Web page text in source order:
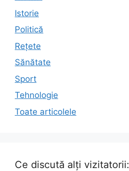
Istorie
Politică
Rețete
Sănătate
Sport
Tehnologie
Toate articolele
Ce discută alți vizitatorii: